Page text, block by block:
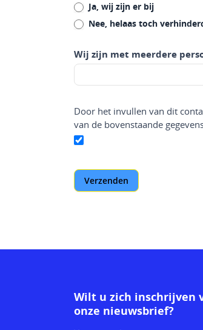
Ja, wij zijn er bij
Nee, helaas toch
Wij zijn met meerdere
Door het invullen van dit
van de bovenstaande
Verzenden
Wilt u zich inschrijven
onze nieuwsbrief?